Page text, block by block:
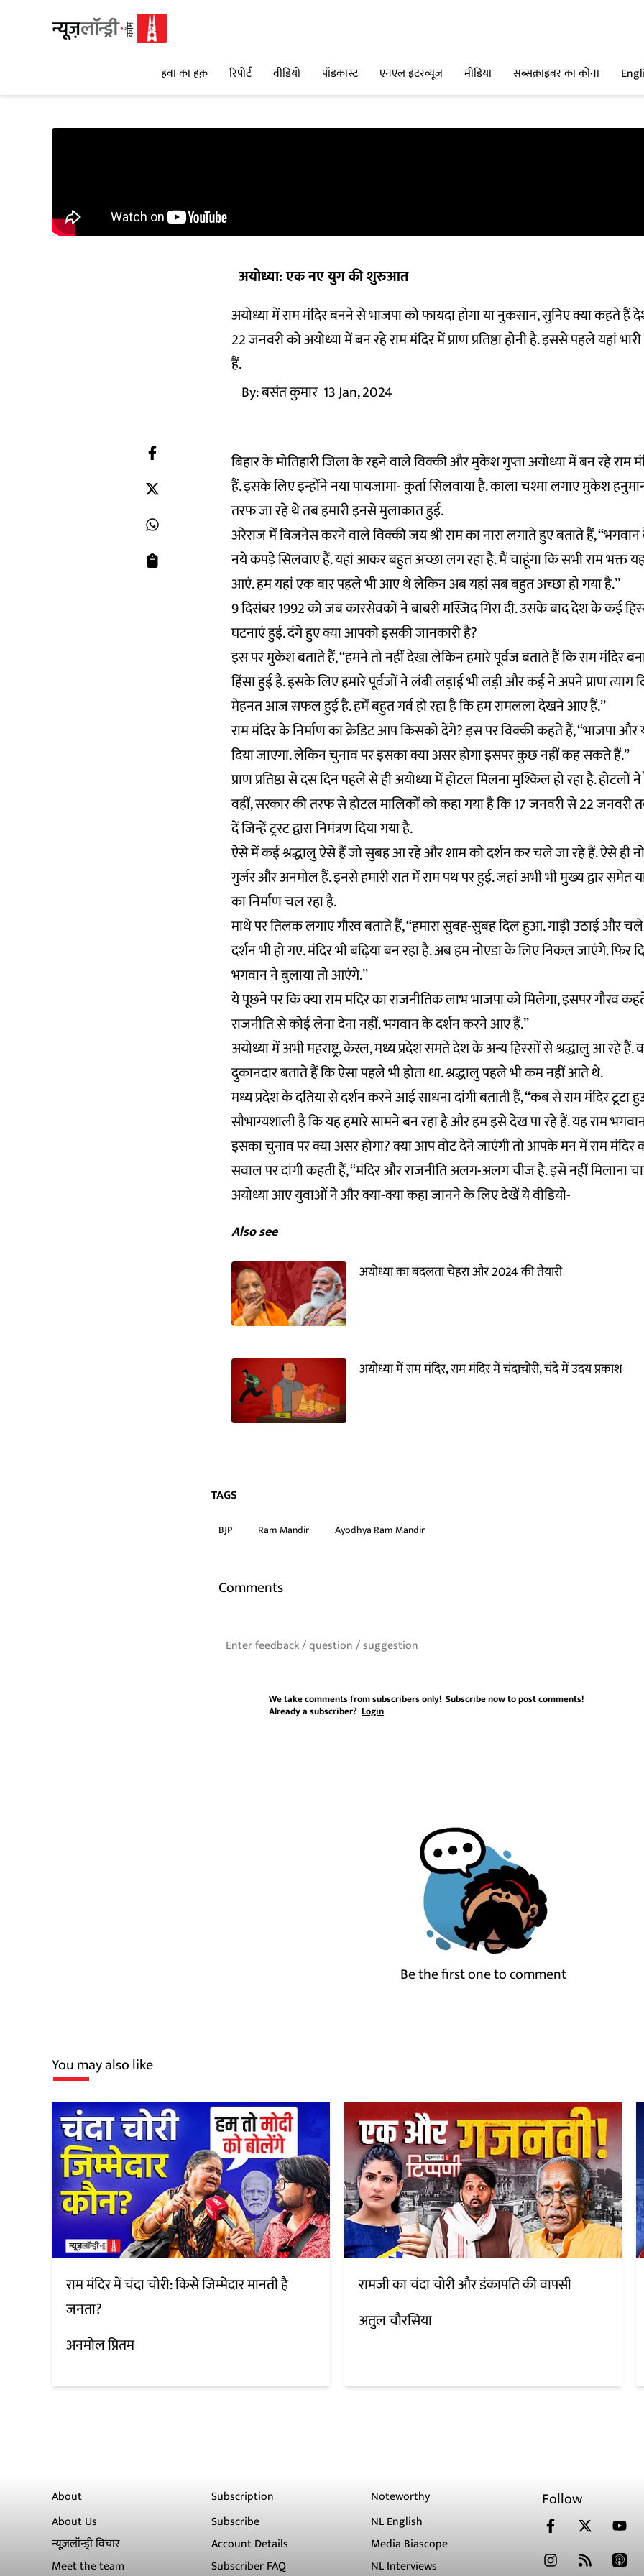
हवा का हक़ रिपोर्ट वीडियो पॉडकास्ट एनएल इंटरव्यूज मीडिया सब्सक्राइबर का कोना
अयोध्या: एक नए युग की शुरुआत
अयोध्या में राम मंदिर बनने से भाजपा को फायदा होगा या नुकसान, सुनिए क्या कहते हैं
22 जनवरी को अयोध्या में बन रहे राम मंदिर में प्राण प्रतिष्ठा होनी है. इससे पहले यहां
हैं.
By:बसंत कुमार 13 Jan, 2024
बिहार के मोतिहारी जिला के रहने वाले विक्की और मुकेश गुप्ता अयोध्या में बन रहे
हैं. इसके लिए इन्होंने नया पायजामा- कुर्ता सिलवाया है. काला चश्मा लगाए मुकेश
तरफ जा रहे थे तब हमारी इनसे मुलाकात हुई.
अरेराज में बिजनेस करने वाले विक्की जय श्री राम का नारा लगाते हुए बताते हैं,
नये कपड़े सिलवाए हैं. यहां आकर बहुत अच्छा लग रहा है. मैं चाहूंगा कि सभी राम भक्त
आएं. हम यहां एक बार पहले भी आए थे लेकिन अब यहां सब बहुत अच्छा हो गया है.’’
9 दिसंबर 1992 को जब कारसेवकों ने बाबरी मस्जिद गिरा दी. उसके बाद देश के कई
घटनाएं हुई. दंगे हुए क्या आपको इसकी जानकारी है?
इस पर मुकेश बताते हैं, ‘‘हमने तो नहीं देखा लेकिन हमारे पूर्वज बताते हैं कि राम मंदिर
हिंसा हुई है. इसके लिए हमारे पूर्वजों ने लंबी लड़ाई भी लड़ी और कई ने अपने प्राण त्याग
मेहनत आज सफल हुई है. हमें बहुत गर्व हो रहा है कि हम रामलला देखने आए हैं.’’
राम मंदिर के निर्माण का क्रेडिट आप किसको देंगे? इस पर विक्की कहते हैं, ‘‘भाजपा और
दिया जाएगा. लेकिन चुनाव पर इसका क्या असर होगा इसपर कुछ नहीं कह सकते हैं.”
प्राण प्रतिष्ठा से दस दिन पहले से ही अयोध्या में होटल मिलना मुश्किल हो रहा है. होटलों
वहीं, सरकार की तरफ से होटल मालिकों को कहा गया है कि 17 जनवरी से 22 जनवरी
दें जिन्हें ट्रस्ट द्वारा निमंत्रण दिया गया है.
ऐसे में कई श्रद्धालु ऐसे हैं जो सुबह आ रहे और शाम को दर्शन कर चले जा रहे हैं. ऐसे ही
गुर्जर और अनमोल हैं. इनसे हमारी रात में राम पथ पर हुई. जहां अभी भी मुख्य द्वार समेत
का निर्माण चल रहा है.
माथे पर तिलक लगाए गौरव बताते हैं, “हमारा सुबह-सुबह दिल हुआ. गाड़ी उठाई और
दर्शन भी हो गए. मंदिर भी बढ़िया बन रहा है. अब हम नोएडा के लिए निकल जाएंगे. फिर
भगवान ने बुलाया तो आएंगे.’’
ये पूछने पर कि क्या राम मंदिर का राजनीतिक लाभ भाजपा को मिलेगा, इसपर गौरव
राजनीति से कोई लेना देना नहीं. भगवान के दर्शन करने आए हैं.”
अयोध्या में अभी महराष्ट्र, केरल, मध्य प्रदेश समते देश के अन्य हिस्सों से श्रद्धालु आ रहे हैं.
दुकानदार बताते हैं कि ऐसा पहले भी होता था. श्रद्धालु पहले भी कम नहीं आते थे.
मध्य प्रदेश के दतिया से दर्शन करने आई साधना दांगी बताती हैं, ‘‘कब से राम मंदिर टूटा
सौभाग्यशाली है कि यह हमारे सामने बन रहा है और हम इसे देख पा रहे हैं. यह राम भगवान
इसका चुनाव पर क्या असर होगा? क्या आप वोट देने जाएंगी तो आपके मन में राम मंदिर
सवाल पर दांगी कहती हैं, ‘‘मंदिर और राजनीति अलग-अलग चीज है. इसे नहीं मिलाना
अयोध्या आए युवाओं ने और क्या-क्या कहा जानने के लिए देखें ये वीडियो-
Also see
अयोध्या का बदलता चेहरा और 2024 की तैयारी
अयोध्या में राम मंदिर, राम मंदिर में चंदाचोरी, चंदे में उदय प्रकाश
TAGS
BJP Ram Mandir Ayodhya Ram Mandir
Comments
We take comments from subscribers only! Subscribe nowto post comments!
Already a subscriber? Login
Be the first one to comment
You may also like
राम मंदिर में चंदा चोरी: किसे जिम्मेदार मानती है
जनता?
अनमोल प्रितम
रामजी का चंदा चोरी और डंकापति की वापसी
अतुल चौरसिया
About
About Us
न्यूज़लॉन्ड्री विचार
Meet the team
Subscription
Subscribe
Account Details
Subscriber FAQ
Noteworthy
NL English
Media Biascope
NL Interviews
Follow